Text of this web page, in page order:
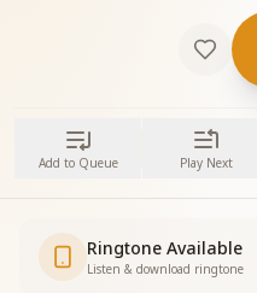
Add to Queue Play Next
Ringtone Available
Listen & download ringtone